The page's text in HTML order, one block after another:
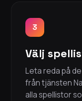
3
Välj
Leta reda på
från tjänsten
alla spellistor